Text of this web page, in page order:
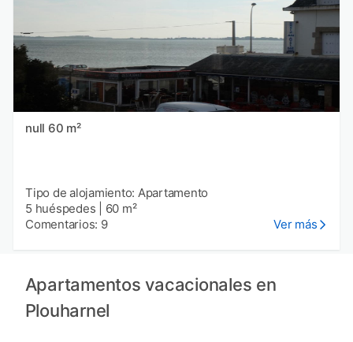
null 60 m²
Tipo de alojamiento: Apartamento
5 huéspedes
60 m²
Comentarios: 9
Ver más
Apartamentos vacacionales en
Plouharnel